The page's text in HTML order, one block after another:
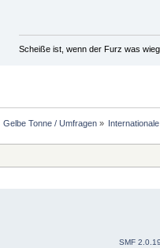
Scheiße ist, wenn der Furz was
Gelbe Tonne / Umfragen»
SMF